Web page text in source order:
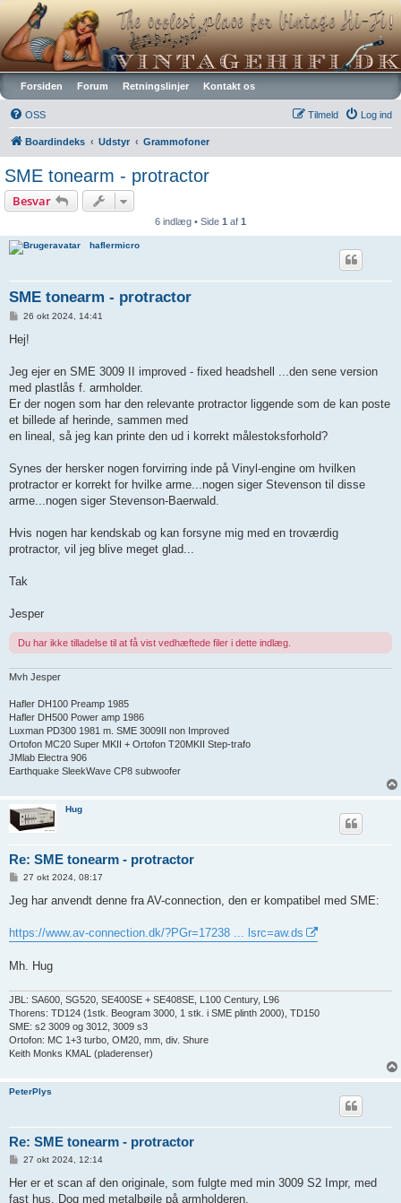
Vintagehifi.dk
Forsiden Forum Retningslinjer Kontakt os
OSS Log ind
Tilmeld
Boardindeks Udstyr Grammofoner
SME tonearm - protractor
Besvar
6 indlæg • Side 1 af 1
haflermicro
SME tonearm - protractor
d
g
26 okt 2024, 14:41
Hej!
Jeg ejer en SME 3009 II improved - fixed headshell ...den sene version
med plastlås f. armholder.
Er der nogen som har den relevante protractor liggende som de kan poste
et billede af herinde, sammen med
en lineal, så jeg kan printe den ud i korrekt målestoksforhold?
Synes der hersker nogen forvirring inde på Vinyl-engine om hvilken
protractor er korrekt for hvilke arme...nogen siger Stevenson til disse
arme...nogen siger Stevenson-Baerwald.
Hvis nogen har kendskab og kan forsyne mig med en troværdig
protractor, vil jeg blive meget glad...
Tak
Jesper
Du har ikke tilladelse til at få vist vedhæftede filer i dette indlæg.
Mvh Jesper
Hafler DH100 Preamp 1985
Hafler DH500 Power amp 1986
Luxman PD300 1981 m. SME 3009II non Improved
Ortofon MC20 Super MKII + Ortofon T20MKII Step-trafo
JMlab Electra 906
Earthquake SleekWave CP8 subwoofer
Hug
Re: SME tonearm - protractor
d
g
27 okt 2024, 08:17
Jeg har anvendt denne fra AV-connection, den er kompatibel med SME:
https://www.av-connection.dk/?PGr=17238 ... lsrc=aw.ds
Mh. Hug
JBL: SA600, SG520, SE400SE + SE408SE, L100 Century, L96
Thorens: TD124 (1stk. Beogram 3000, 1 stk. i SME plinth 2000), TD150
SME: s2 3009 og 3012, 3009 s3
Ortofon: MC 1+3 turbo, OM20, mm, div. Shure
Keith Monks KMAL (pladerenser)
PeterPlys
Re: SME tonearm - protractor
d
27 okt 2024, 12:14
Her er et scan af den originale, som fulgte med min 3009 S2 Impr, med
fast hus. Dog med metalbøjle på armholderen.